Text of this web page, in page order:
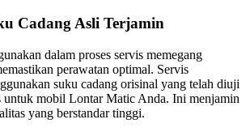
Cadang Asli Terjamin
dalam proses servis memegang
perawatan optimal. Servis
suku cadang orisinal yang telah diuji
untuk mobil Lontar Matic Anda. Ini menjamin
yang berstandar tinggi.